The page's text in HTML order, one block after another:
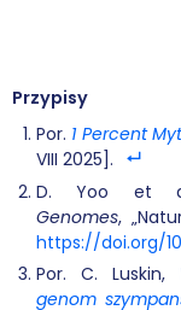
Przypisy
Por. 1 Percent
VIII 2025].
D. Yoo et
Genomes,
https://doi.org/
Por. C. Luskin,
genom